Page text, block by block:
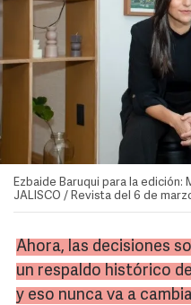
Ezbaide Baruqui para la edición:
JALISCO / Revista del 6 de
Ahora, las decisiones
un respaldo histórico
y eso nunca va a